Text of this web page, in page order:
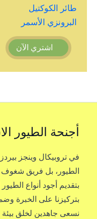
طائر الكوكتيل
البرونزي الأسمر
اشتري الآن
أجنحة الطيور
في تروبيكال وينجز
الطيور، بل فريق
بتقديم أجود أنواع
بتركيزنا على الخبرة
نسعى جاهدين لخلق